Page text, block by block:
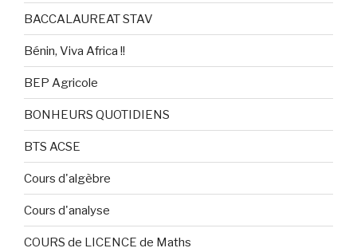
BACCALAUREAT STAV
Bénin, Viva Africa !!
BEP Agricole
BONHEURS QUOTIDIENS
BTS ACSE
Cours d'algèbre
Cours d'analyse
COURS de LICENCE de Maths